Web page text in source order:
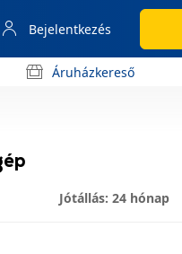
Bejelentkezés
Áruházkereső
Jótállás: 24 hónap